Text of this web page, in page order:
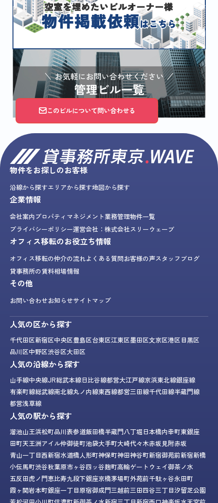
このビルについて問い合わせる
物件をお探しのお客様
沿線から探すエリアから探す地図から探す
企業情報
会社案内プロパティマネジメント業務管理物件一覧
プライバシーポリシー運営会社：株式会社スリーウェーブ
オフィス移転のお役立ち情報
オフィス移転の仲介の流れよくある質問お客様の声スタッフブログ
貸事務所の賃料相場情報
その他
お問い合わせお知らせサイトマップ
人気の区から探す
千代田区新宿区中央区豊島区台東区江東区墨田区文京区港区目黒区
品川区中野区渋谷区大田区
人気の沿線から探す
山手線中央線JR総武本線日比谷線都営大江戸線京浜東北線銀座線
有楽町線総武線南北線丸ノ内線東西線都営三田線千代田線半蔵門線
都営浅草線
人気の駅から探す
溜池山王浜松町品川表参道飯田橋半蔵門八丁堀日本橋内幸町東銀座
田町天王洲アイル仲御徒町池袋大手町大崎代々木赤坂見附赤坂
青山一丁目西新宿水道橋人形町神保町神田神谷町新宿御苑前新宿新橋
小伝馬町渋谷秋葉原市ヶ谷四ッ谷麹町高輪ゲートウェイ御茶ノ水
五反田虎ノ門恵比寿九段下銀座京橋茅場町外苑前千駄ヶ谷永田町
霞ヶ関岩本町銀座一丁目原宿御成門三越前三田四谷三丁目汐留芝公園